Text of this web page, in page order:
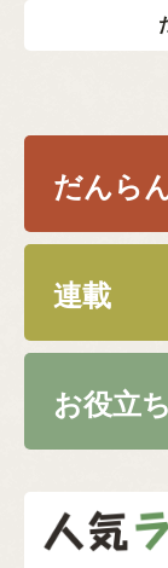
だんら
連載
お役立